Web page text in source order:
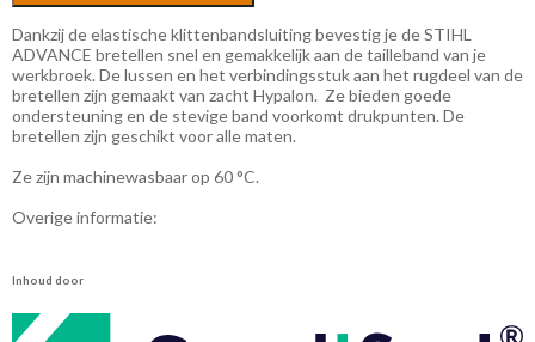
Dankzij de elastische klittenbandsluiting bevestig je de STIHL
ADVANCE bretellen snel en gemakkelijk aan de tailleband van je
werkbroek. De lussen en het verbindingsstuk aan het rugdeel van de
bretellen zijn gemaakt van zacht Hypalon. Ze bieden goede
ondersteuning en de stevige band voorkomt drukpunten. De
bretellen zijn geschikt voor alle maten.
Ze zijn machinewasbaar op 60 °C.
Overige informatie:
Inhoud door